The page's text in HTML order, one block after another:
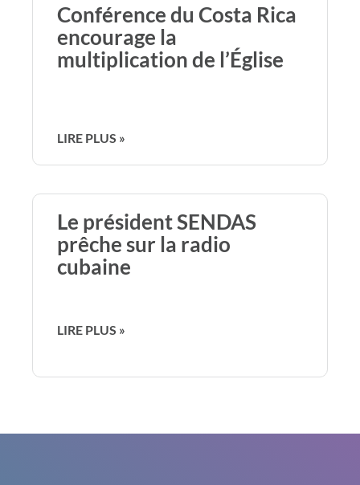
Conférence du Costa Rica
encourage la
multiplication de l’Église
LIRE PLUS »
Le président SENDAS
prêche sur la radio
cubaine
LIRE PLUS »